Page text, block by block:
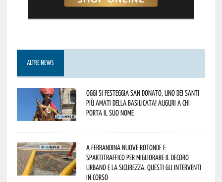
ALTRE NEWS
Oggi si festeggia San Donato, uno dei Santi
più amati della Basilicata! Auguri a chi
porta il suo nome
A Ferrandina nuove rotonde e
spartitraffico per migliorare il decoro
urbano e la sicurezza. Questi gli interventi
in corso